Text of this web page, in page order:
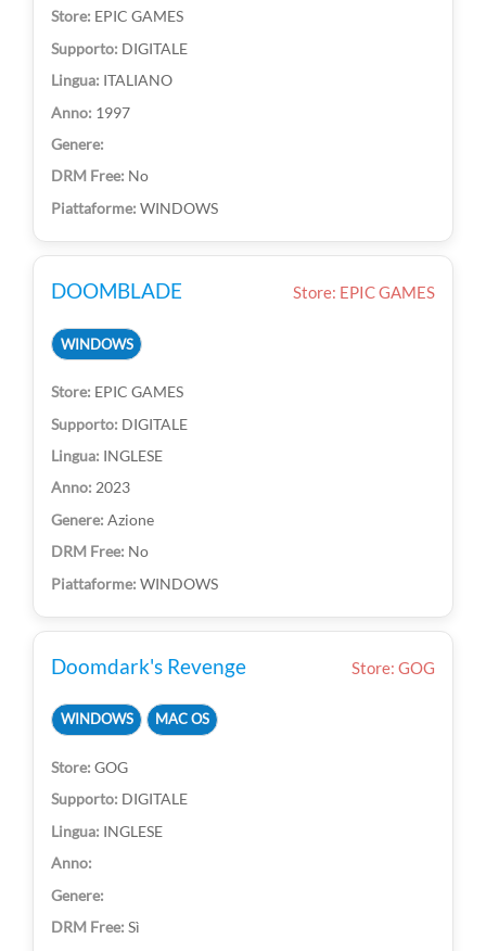
EPIC GAMES
DIGITALE
ITALIANO
1997
No
WINDOWS
DOOMBLADE Store: EPIC GAMES
WINDOWS
EPIC GAMES
DIGITALE
INGLESE
2023
Azione
No
WINDOWS
Doomdark's Revenge Store: GOG
WINDOWS MAC OS
GOG
DIGITALE
INGLESE
Sì